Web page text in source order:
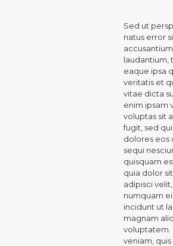
Sed ut
natus error
laudantium,
eaque ipsa
veritatis et
vitae dicta
enim ipsam
voluptas sit
fugit, sed
dolores eos
sequi
quisquam
quia dolor
adipisci
numquam
incidunt ut
magnam
voluptatem.
veniam,